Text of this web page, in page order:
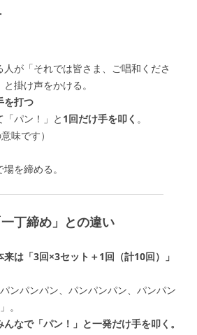
が「それでは皆さま、ご唱和くださ
掛け声をかける。
を打つ
パン！」と 1回だけ手を叩く 。
味です）
を締める。
丁締め」との違い
は「3回×3セット＋1回（計10回）」
ンパンパン、パンパンパン、パンパン
。
なで「パン！」と一発だけ手を叩く。